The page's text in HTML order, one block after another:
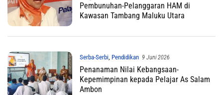
Pembunuhan-Pelanggaran HAM di
Kawasan Tambang Maluku Utara
Serba-Serbi, Pendidikan 9 Juni 2026
Penanaman Nilai Kebangsaan-
Kepemimpinan kepada Pelajar As Salam
Ambon